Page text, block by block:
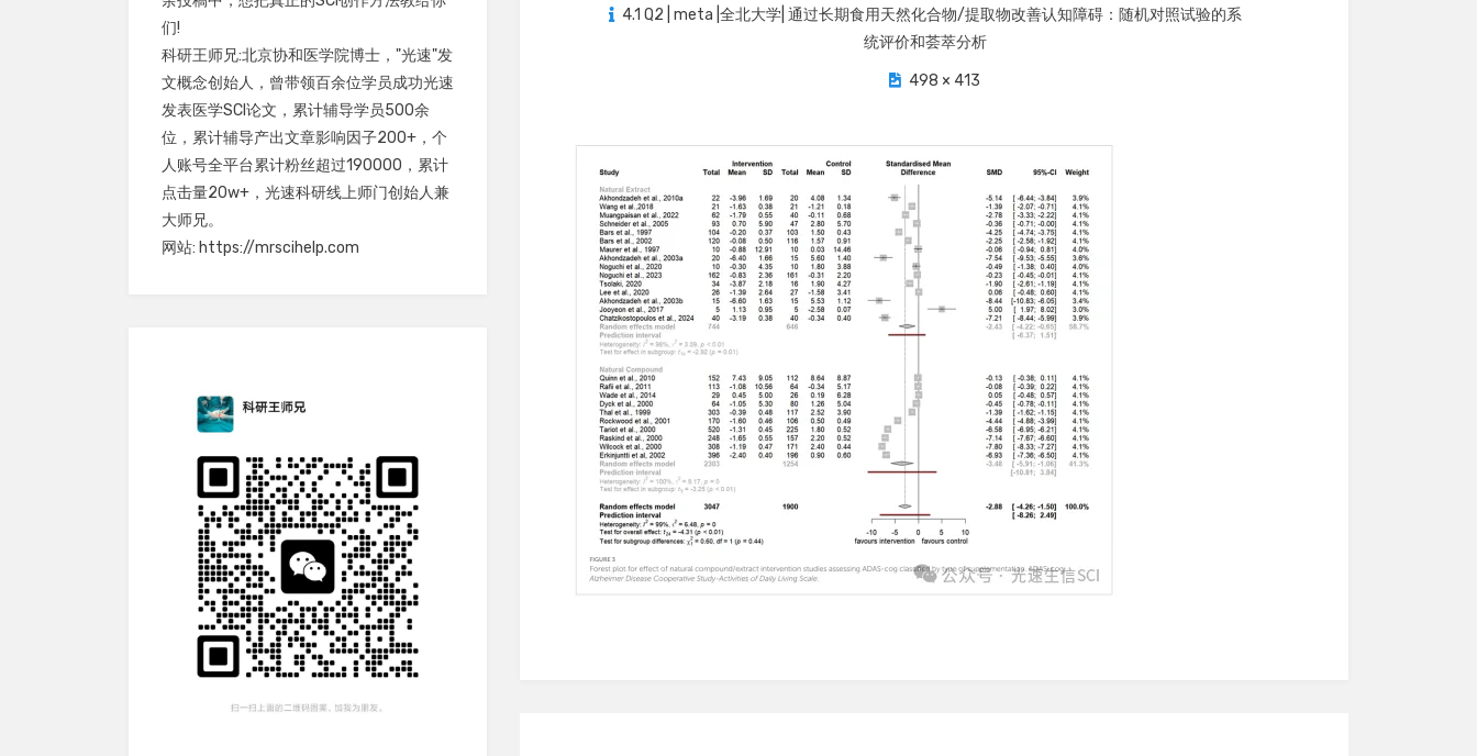
4.1 Q2 | meta |全北大学| 通过长期食用天然化合物/提取物改善认知障碍：随机对照试验的系
统评价和荟萃分析
498 × 413
们!
科研王师兄:北京协和医学院博士，"光速"发
文概念创始人，曾带领百余位学员成功光速
发表医学SCI论文，累计辅导学员500余
位，累计辅导产出文章影响因子200+，个
人账号全平台累计粉丝超过190000，累计
点击量20w+，光速科研线上师门创始人兼
大师兄。
网站: https://mrscihelp.com